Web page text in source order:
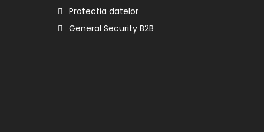
Protectia datelor
General Security B2B